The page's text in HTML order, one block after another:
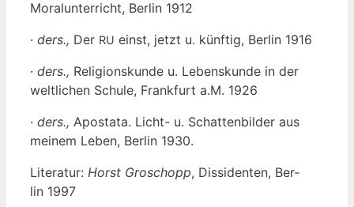
Moral­un­ter­richt, Ber­lin 1912
· ders., Der RU einst, jetzt u. künf­tig, Ber­lin 1916
· ders., Reli­gi­ons­kun­de u. Lebens­kun­de in der
welt­li­chen Schu­le, Frank­furt a.M. 1926
· ders., Apo­sta­ta. Licht- u. Schat­ten­bil­der aus
mei­nem Leben, Ber­lin 1930.
Lite­ra­tur: Horst Gro­schopp, Dis­si­den­ten, Ber­
lin 1997